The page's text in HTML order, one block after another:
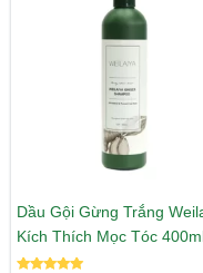
Dầu Gội Gừng Trắng
Kích Thích Mọc Tóc 400ml
là:
360.000 ₫.